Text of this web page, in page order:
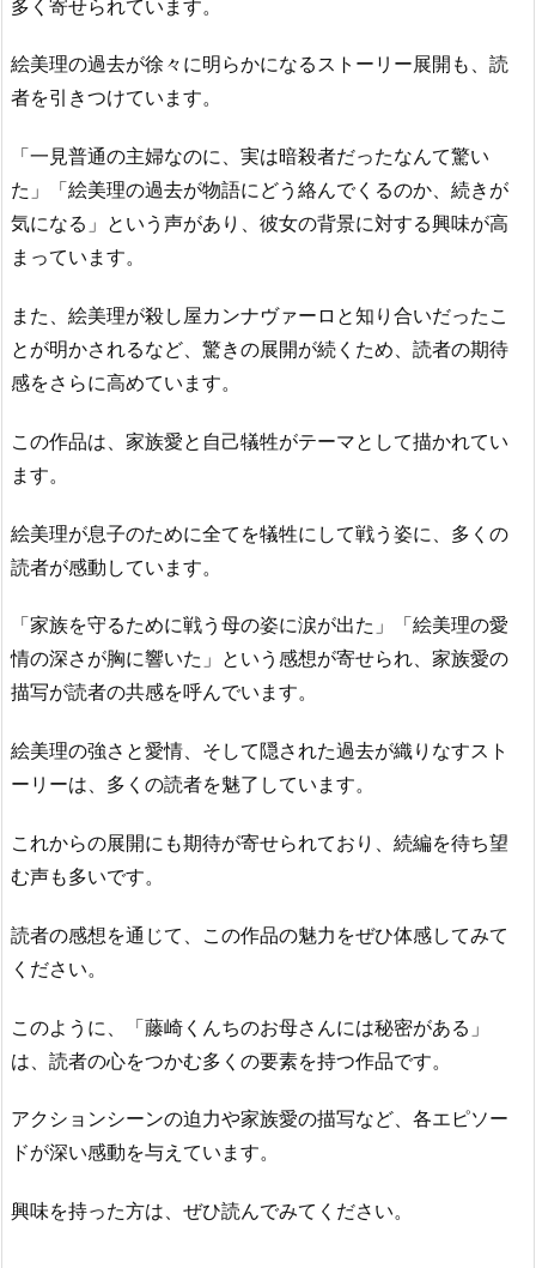
多く寄せられています。
絵美理の過去が徐々に明らかになるストーリー展開も、読
者を引きつけています。
「一見普通の主婦なのに、実は暗殺者だったなんて驚い
た」「絵美理の過去が物語にどう絡んでくるのか、続きが
気になる」という声があり、彼女の背景に対する興味が高
まっています。
また、絵美理が殺し屋カンナヴァーロと知り合いだったこ
とが明かされるなど、驚きの展開が続くため、読者の期待
感をさらに高めています。
この作品は、家族愛と自己犠牲がテーマとして描かれてい
ます。
絵美理が息子のために全てを犠牲にして戦う姿に、多くの
読者が感動しています。
「家族を守るために戦う母の姿に涙が出た」「絵美理の愛
情の深さが胸に響いた」という感想が寄せられ、家族愛の
描写が読者の共感を呼んでいます。
絵美理の強さと愛情、そして隠された過去が織りなすスト
ーリーは、多くの読者を魅了しています。
これからの展開にも期待が寄せられており、続編を待ち望
む声も多いです。
読者の感想を通じて、この作品の魅力をぜひ体感してみて
ください。
このように、「藤崎くんちのお母さんには秘密がある」
は、読者の心をつかむ多くの要素を持つ作品です。
アクションシーンの迫力や家族愛の描写など、各エピソー
ドが深い感動を与えています。
興味を持った方は、ぜひ読んでみてください。